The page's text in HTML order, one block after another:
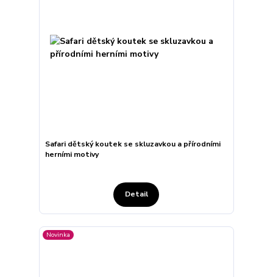
Safari dětský koutek se skluzavkou a přírodními
herními motivy
Detail
Novinka